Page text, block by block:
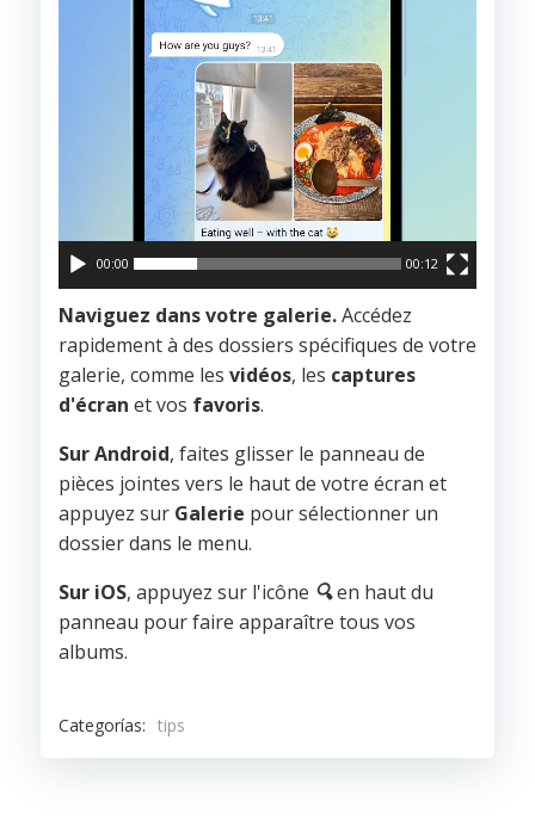
00:00 00:12
Naviguez dans votre galerie.Accédez
rapidement à des dossiers spécifiques de votre
galerie, comme les vidéos, les captures
d'écran et vos favoris.
Sur Android, faites glisser le panneau de
pièces jointes vers le haut de votre écran et
appuyez sur Galerie pour sélectionner un
dossier dans le menu.
Sur iOS, appuyez sur l'icône 🔍en haut du
panneau pour faire apparaître tous vos
albums.
Categorías: tips